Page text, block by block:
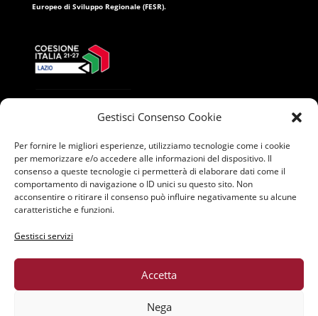
Gestisci Consenso Cookie
Per fornire le migliori esperienze, utilizziamo tecnologie come i cookie
per memorizzare e/o accedere alle informazioni del dispositivo. Il
consenso a queste tecnologie ci permetterà di elaborare dati come il
comportamento di navigazione o ID unici su questo sito. Non
acconsentire o ritirare il consenso può influire negativamente su alcune
caratteristiche e funzioni.
Gestisci servizi
Accetta
Nega
Europeo di Sviluppo Regionale (FESR).